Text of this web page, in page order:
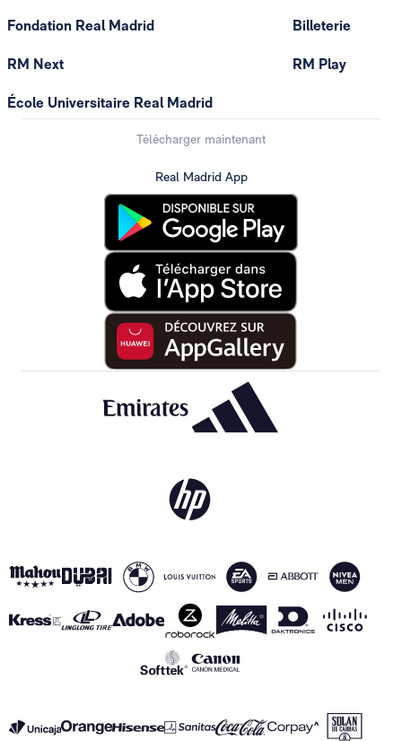
Fondation Real Madrid
RM Next
École Universitaire Real Madrid
Billeterie
RM Play
Télécharger maintenant
Real Madrid App